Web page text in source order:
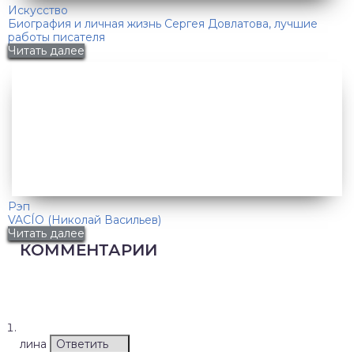
Искусство
Биография и личная жизнь Сергея Довлатова, лучшие
работы писателя
Читать далее
Рэп
VACÍO (Николай Васильев)
Читать далее
КОММЕНТАРИИ
лина
Ответить